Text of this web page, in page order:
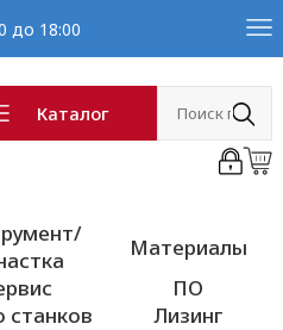
до 18:00
Каталог
Материалы
ПО
станков Лизинг